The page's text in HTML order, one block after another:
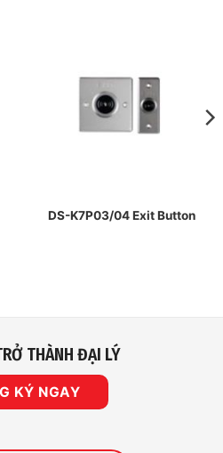
DS-K7P03/04 Exit Button
THÀNH ĐẠI LÝ
KÝ NGAY